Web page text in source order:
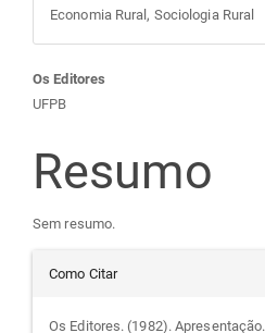
Economia Rural, Sociologia Rural
Conteúdo
do
artigo
principal
Os Editores
UFPB
Resumo
Sem resumo.
Detalhes
Como Citar
Os Editores. (1982). Apresentação.